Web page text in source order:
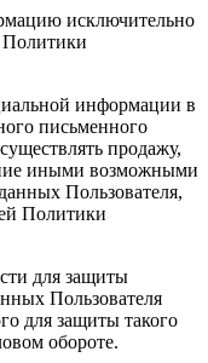
исключительно
Политики
информации в
письменного
продажу,
иными возможными
Пользователя,
Политики
для защиты
Пользователя
для защиты такого
обороте.